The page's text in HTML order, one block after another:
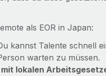
als EOR in Japan:
kannst Talente schnell
warten zu müssen.
lokalen